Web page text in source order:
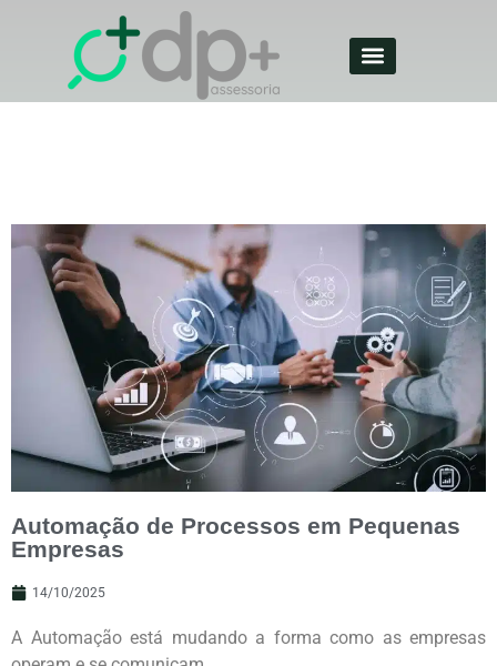
Automação de Processos em Pequenas
Empresas
14/10/2025
A Automação está mudando a forma como as empresas